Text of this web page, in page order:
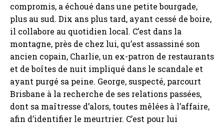
compromis, a échoué dans une petite bourgade,
plus au sud. Dix ans plus tard, ayant cessé de boire,
il collabore au quotidien local. C’est dans la
montagne, près de chez lui, qu’est assassiné son
ancien copain, Charlie, un ex-patron de restaurants
et de boîtes de nuit impliqué dans le scandale et
ayant purgé sa peine. George, suspecté, parcourt
Brisbane à la recherche de ses relations passées,
dont sa maîtresse d’alors, toutes mêlées à l’affaire,
afin d’identifier le meurtrier. C’est pour lui